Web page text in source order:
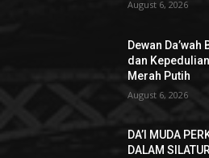
August 6, 2026
Dewan
dan
Merah Putih
August 6, 2026
DA’I MUDA
DALAM